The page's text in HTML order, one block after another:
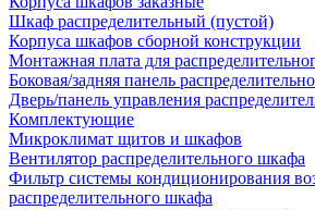
Шкаф распределительный (пустой)
Корпуса шкафов сборной конструкции
Монтажная плата для
Боковая/задняя панель
Дверь/панель управления
Комплектующие
Микроклимат щитов и шкафов
Вентилятор распределительного шкафа
Фильтр системы кондиционирования
распределительного шкафа